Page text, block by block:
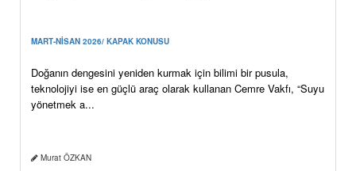
MART-NİSAN 2026/ KAPAK KONUSU
Doğanın dengesini yeniden kurmak için bilimi bir pusula,
teknolojiyi ise en güçlü araç olarak kullanan Cemre Vakfı, “Suyu
yönetmek a...
Murat ÖZKAN